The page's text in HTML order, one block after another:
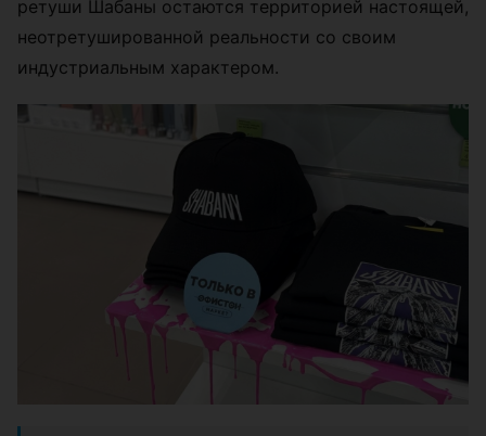
ретуши Шабаны остаются территорией настоящей,
неотретушированной реальности со своим
индустриальным характером.